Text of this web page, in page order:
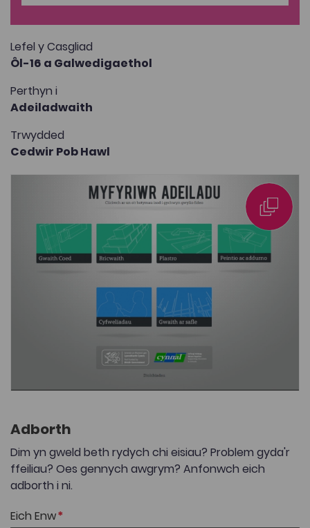
Lefel y Casgliad
Ôl-16 a Galwedigaethol
Perthyn i
Adeiladwaith
Trwydded
Cedwir Pob Hawl
Adborth
Dim yn gweld beth rydych chi eisiau? Problem gyda'r
ffeiliau? Oes gennych awgrym? Anfonwch eich
adborth i ni.
Eich Enw